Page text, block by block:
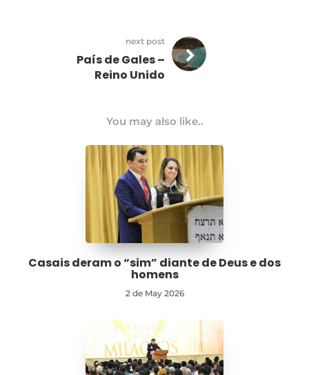
next post
País de Gales –
Reino Unido
You may also like..
Casais deram o “sim” diante de Deus e dos
homens
2 de May 2026